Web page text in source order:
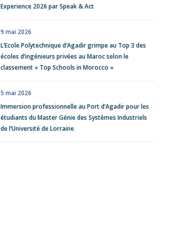
Experience 2026 par Speak & Act
9 mai 2026
L’Ecole Polytechnique d’Agadir grimpe au Top 3 des
écoles d’ingénieurs privées au Maroc selon le
classement « Top Schools in Morocco »
5 mai 2026
Immersion professionnelle au Port d’Agadir pour les
étudiants du Master Génie des Systèmes Industriels
de l’Université de Lorraine